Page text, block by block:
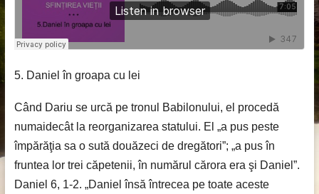
5. Daniel în groapa cu lei
Când Dariu se urcă pe tronul Babilonului, el procedă
numaidecât la reorganizarea statului. El „a pus peste
împărăţia sa o sută douăzeci de dregători”; „a pus în
fruntea lor trei căpetenii, în numărul cărora era şi Daniel”.
Daniel 6, 1-2. „Daniel însă întrecea pe toate aceste